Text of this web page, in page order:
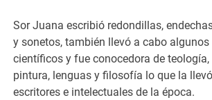
Sor Juana escribió redondillas,
y sonetos, también llevó a cabo
científicos y fue conocedora de
pintura, lenguas y filosofía lo que la
escritores e intelectuales de la época.